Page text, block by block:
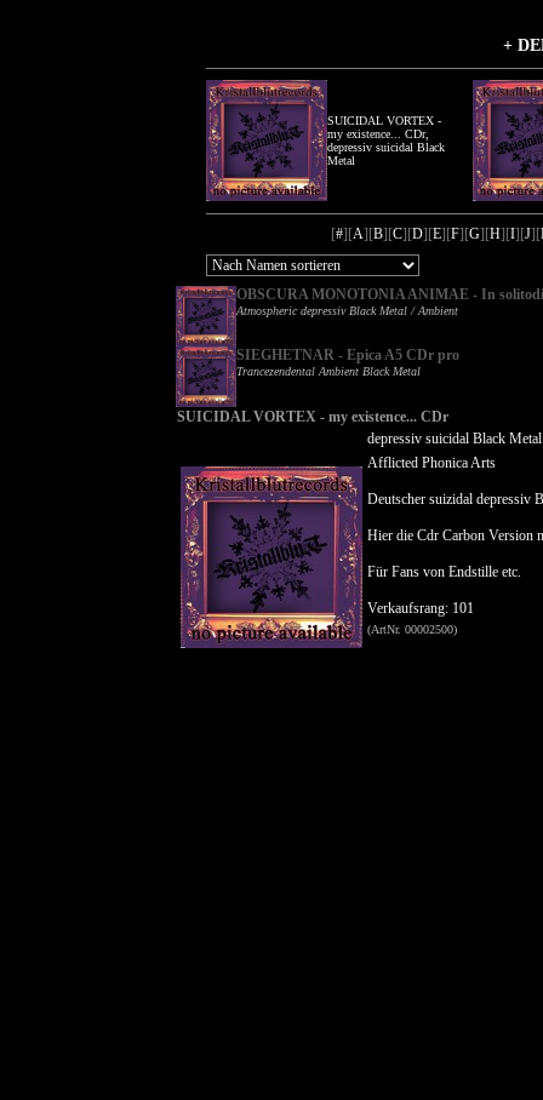
+
SUICIDAL VORTEX -
my existence... CDr,
depressiv suicidal Black
Metal
[#][A][B][C][D][E][F][G][H][I][J][
OBSCURA MONOTONIA ANIMAE - In
Atmospheric depressiv Black Metal / Ambient
SIEGHETNAR - Epica A5 CDr pro
Trancezendental Ambient Black Metal
SUICIDAL VORTEX - my existence... CDr
depressiv suicidal Black Metal
Afflicted Phonica Arts
Deutscher suizidal depressiv
Hier die Cdr Carbon Version
Für Fans von Endstille etc.
Verkaufsrang: 101
(ArtNr. 00002500)